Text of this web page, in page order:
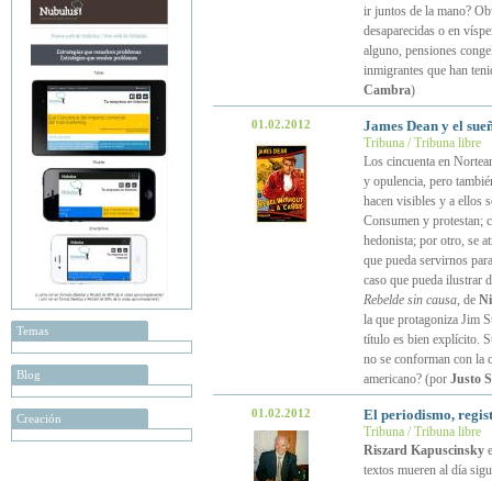
Temas
Blog
Creación
ir juntos de la mano?
desaparecidas o en
alguno, pensiones
inmigrantes que han
Cambra)
01.02.2012 James Dean y el
Tribuna / Tribuna libre
Los cincuenta en
y opulencia, pero
hacen visibles y a ellos
Consumen y protestan;
hedonista; por otro, se
que pueda servirnos
caso que pueda ilustrar
Rebelde sin causa, de
la que protagoniza Jim
título es bien explícito.
no se conforman con la
americano? (por Justo
01.02.2012 El periodismo,
Tribuna / Tribuna libre
Riszard Kapuscinsky
textos mueren al día